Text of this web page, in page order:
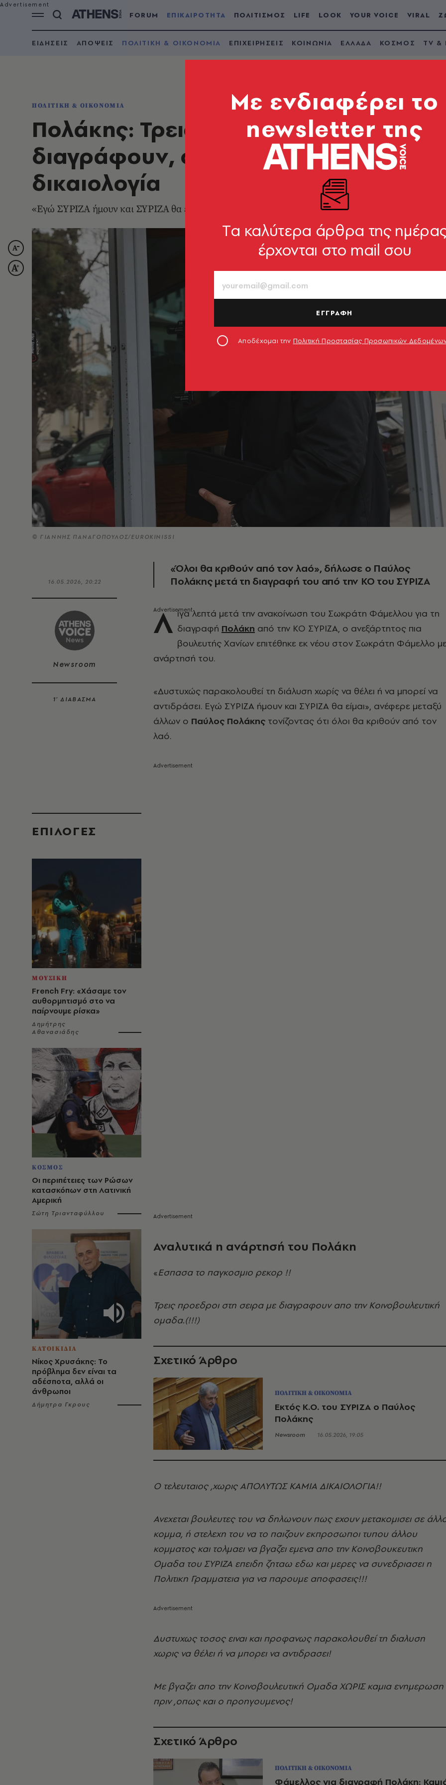
FORUM ΕΠΙΚΑΙΡΟΤΗΤΑ ΠΟΛΙΤΙΣΜΟΣ LIFE LOOK YOUR VOICE VIRAL
ΕΙΔΗΣΕΙΣ ΑΠΟΨΕΙΣ ΠΟΛΙΤΙΚΗ & ΟΙΚΟΝΟΜΙΑ ΕΠΙΧΕΙΡΗΣΕΙΣ ΚΟΙΝΩΝΙΑ ΕΛΛΑΔΑ ΚΟΣΜΟΣ TV &
ΠΟΛΙΤΙΚΗ & ΟΙΚΟΝΟΜΙΑ
Πολάκης: Τρεις πρόεδροι στη σειρά
διαγράφουν, ο τελευταίος χωρίς
δικαιολογία
«Εγώ ΣΥΡΙΖΑ ήμουν και ΣΥΡΙΖΑ θα είμαι», τόνισε ο βουλευτής Χανίων
© ΓΙΑΝΝΗΣ ΠΑΝΑΓΟΠΟΥΛΟΣ/EUROKINISSI
16.05.2026, 20:22
Newsroom
1’ ΔΙΑΒΑΣΜΑ
EΠΙΛΟΓΈΣ
ΜΟΥΣΙΚΗ
French Fry: «Χάσαμε τον
αυθορμητισμό στο να
παίρνουμε ρίσκα»
Δημήτρης
Αθανασιάδης
ΚΟΣΜΟΣ
Οι περιπέτειες των Ρώσων
κατασκόπων στη Λατινική
Αμερική
Σώτη Τριανταφύλλου
ΚΑΤΟΙΚΙΔΙΑ
Νίκος Χρυσάκης: Το
πρόβλημα δεν είναι τα
αδέσποτα, αλλά οι
άνθρωποι
Δήμητρα Γκρους
«Όλοι θα κριθούν από τον λαό», δήλωσε ο Παύλος
Πολάκης μετά τη διαγραφή του από την ΚΟ του ΣΥΡΙΖΑ
Λ ίγα λεπτά μετά την ανακοίνωση του Σωκράτη Φάμελλου για τη
διαγραφή Πολάκη από την ΚΟ ΣΥΡΙΖΑ, ο ανεξάρτητος πια
βουλευτής Χανίων επιτέθηκε εκ νέου στον Σωκράτη Φάμελλο
ανάρτησή του.
«Δυστυχώς παρακολουθεί τη διάλυση χωρίς να θέλει ή να μπορεί να
αντιδράσει. Εγώ ΣΥΡΙΖΑ ήμουν και ΣΥΡΙΖΑ θα είμαι», ανέφερε μεταξύ
άλλων ο Παύλος Πολάκης τονίζοντας ότι όλοι θα κριθούν από τον
λαό.
Αναλυτικά η ανάρτησή του Πολάκη
«Εσπασα το παγκοσμιο ρεκορ !!
Τρεις προεδροι στη σειρα με διαγραφουν απο την Κοινοβουλευτική
ομαδα.(!!!)
Σχετικό Άρθρο
ΠΟΛΙΤΙΚΗ & ΟΙΚΟΝΟΜΙΑ
Εκτός Κ.Ο. του ΣΥΡΙΖΑ ο Παύλος
Πολάκης
Newsroom 16.05.2026, 19:05
Ο τελευταιος ,χωρις ΑΠΟΛΥΤΩΣ ΚΑΜΙΑ ΔΙΚΑΙΟΛΟΓΙΑ!!
Ανεχεται βουλευτες του να δηλωνουν πως εχουν μετακομισει σε
κομμα, ή στελεχη του να το παιζουν εκπροσωποι τυπου άλλου
κομματος και τολμαει να βγαζει εμενα απο την Κοινοβουκευτικη
Ομαδα του ΣΥΡΙΖΑ επειδη ζηταω εδω και μερες να συνεδριασει η
Πολιτικη Γραμματεια για να παρουμε αποφασεις!!!
Δυστυχως τοσος ειναι και προφανως παρακολουθεί τη διαλυση
χωρις να θέλει ή να μπορει να αντιδρασει!
Με βγαζει απο την Κοινοβουλευτική Ομαδα ΧΩΡΙΣ καμια ενημερωση
πριν ,οπως και ο προηγουμενος!
Σχετικό Άρθρο
ΠΟΛΙΤΙΚΗ & ΟΙΚΟΝΟΜΙΑ
Φάμελλος για διαγραφή Πολάκη:
Mε ενδιαφέρει το
newsletter της
Tα καλύτερα άρθρα της
έρχονται στο mail σου
ΕΓΓΡΑΦΗ
Αποδέχομαι την Πολιτική Προστασίας Προσωπικών